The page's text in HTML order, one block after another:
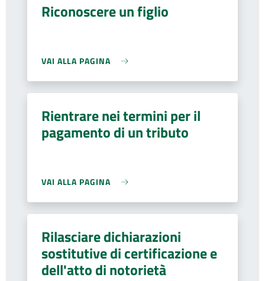
Riconoscere un figlio
VAI ALLA PAGINA
Rientrare nei termini per il
pagamento di un tributo
VAI ALLA PAGINA
Rilasciare dichiarazioni
sostitutive di certificazione e
dell'atto di notorietà